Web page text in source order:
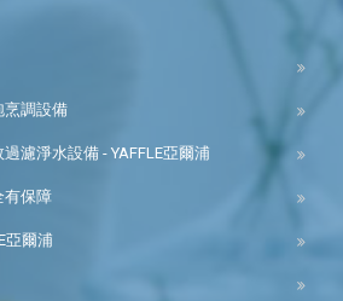
烹調設備
濾淨水設備 - YAFFLE亞爾浦
有保障
亞爾浦